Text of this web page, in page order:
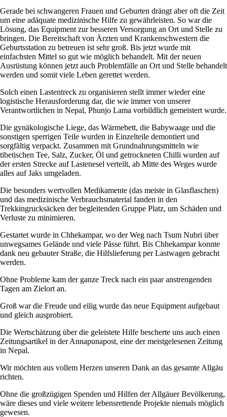
Gerade bei schwangeren Frauen und Geburten drängt aber oft die Zeit
um eine adäquate medizinische Hilfe zu gewährleisten. So war die
Lösung, das Equipment zur besseren Versorgung an Ort und Stelle zu
bringen. Die Bereitschaft von Ärzten und Krankenschwestern die
Geburtsstation zu betreuen ist sehr groß. Bis jetzt wurde mit
einfachsten Mittel so gut wie möglich behandelt. Mit der neuen
Ausrüstung können jetzt auch Problemfälle an Ort und Stelle behandelt
werden und somit viele Leben gerettet werden.
Solch einen Lastentreck zu organisieren stellt immer wieder eine
logistische Herausforderung dar, die wie immer von unserer
Verantwortlichen in Nepal, Phunjo Lama vorbildlich gemeistert wurde.
Die gynäkologische Liege, das Wärmebett, die Babywaage und die
sonstigen sperrigen Teile wurden in Einzelteile demontiert und
sorgfältig verpackt. Zusammen mit Grundnahrungsmitteln wie
tibetischen Tee, Salz, Zucker, Öl und getrockneten Chilli wurden auf
der ersten Strecke auf Lastenesel verteilt, ab Mitte des Weges wurde
alles auf Jaks umgeladen.
Die besonders wertvollen Medikamente (das meiste in Glasflaschen)
und das medizinische Verbrauchsmaterial fanden in den
Trekkingrucksäcken der begleitenden Gruppe Platz, um Schäden und
Verluste zu minimieren.
Gestartet wurde in Chhekampar, wo der Weg nach Tsum Nubri über
unwegsames Gelände und viele Pässe führt. Bis Chhekampar konnte
dank neu gebauter Straße, die Hilfslieferung per Lastwagen gebracht
werden.
Ohne Probleme kam der ganze Treck nach ein paar anstrengenden
Tagen am Zielort an.
Groß war die Freude und eilig wurde das neue Equipment aufgebaut
und gleich ausprobiert.
Die Wertschätzung über die geleistete Hilfe bescherte uns auch einen
Zeitungsartikel in der Annapunapost, eine der meistgelesenen Zeitung
in Nepal.
Wir möchten aus vollem Herzen unseren Dank an das gesamte Allgäu
richten.
Ohne die großzügigen Spenden und Hilfen der Allgäuer Bevölkerung,
wäre dieses und viele weitere lebensrettende Projekte niemals möglich
gewesen.